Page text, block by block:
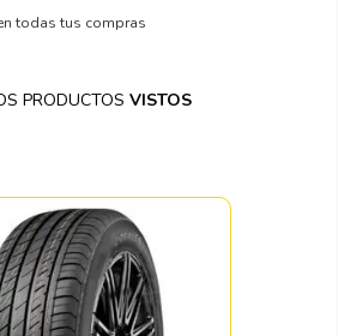
todas tus compras
PRODUCTOS VISTOS